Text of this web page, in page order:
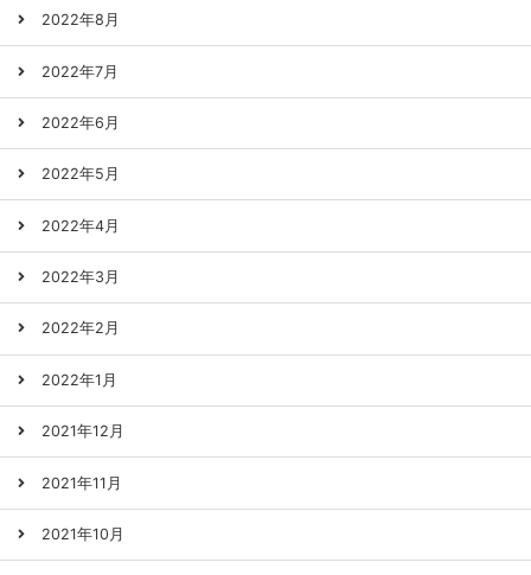
2022年8月
2022年7月
2022年6月
2022年5月
2022年4月
2022年3月
2022年2月
2022年1月
2021年12月
2021年11月
2021年10月